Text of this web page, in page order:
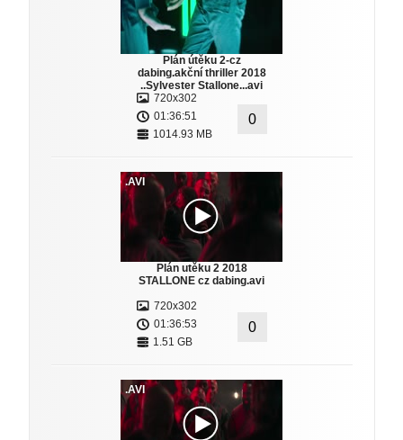
Plán útěku 2-cz
dabing.akční thriller 2018
..Sylvester Stallone...avi
720x302
01:36:51
1014.93 MB
0
.AVI
Plán utěku 2 2018
STALLONE cz dabing.avi
720x302
01:36:53
1.51 GB
0
.AVI